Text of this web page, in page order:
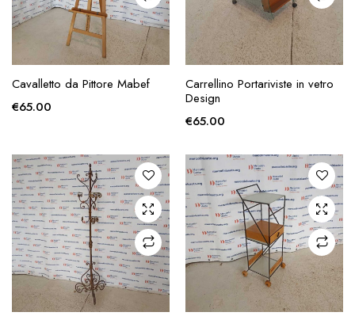
RICHIESTA
Cavalletto da Pittore Mabef
€65.00
RICHIESTA
Carrellino Portariviste in vetro
Design
€65.00